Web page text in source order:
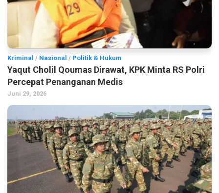
Kriminal / Nasional / Politik & Hukum
Yaqut Cholil Qoumas Dirawat, KPK Minta RS Polri
Percepat Penanganan Medis
Juni 29, 2026